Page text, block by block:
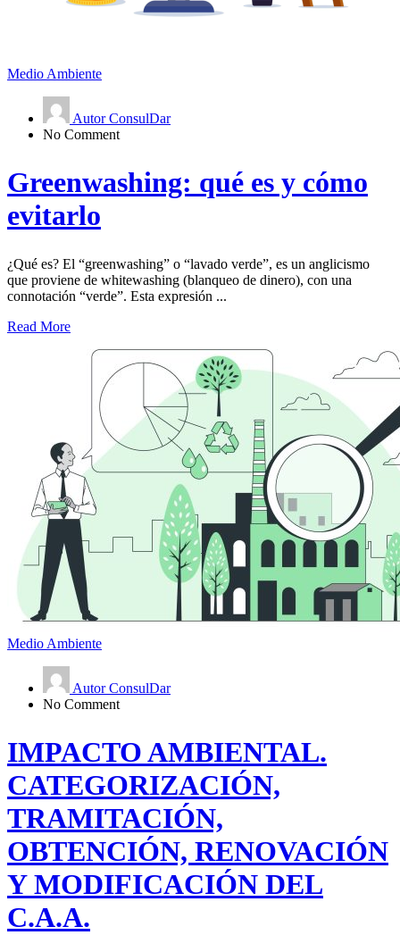
Medio Ambiente
Autor ConsulDar
No Comment
Greenwashing: qué es y cómo
evitarlo
¿Qué es? El “greenwashing” o “lavado verde”, es un anglicismo
que proviene de whitewashing (blanqueo de dinero), con una
connotación “verde”. Esta expresión ...
Read More
Medio Ambiente
Autor ConsulDar
No Comment
IMPACTO AMBIENTAL.
CATEGORIZACIÓN,
TRAMITACIÓN,
OBTENCIÓN, RENOVACIÓN
Y MODIFICACIÓN DEL
C.A.A.